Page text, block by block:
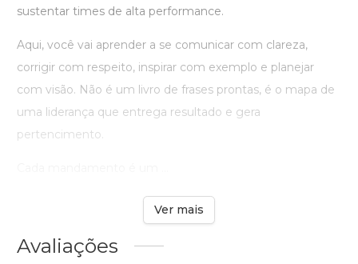
sustentar times de alta performance.
Aqui, você vai aprender a se comunicar com clareza,
corrigir com respeito, inspirar com exemplo e planejar
com visão. Não é um livro de frases prontas, é o mapa de
uma liderança que entrega resultado e gera
pertencimento.
Ver mais
Avaliações